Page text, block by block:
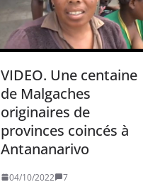
VIDEO. Une centaine
de Malgaches
originaires de
provinces coincés à
Antananarivo
04/10/2022 7